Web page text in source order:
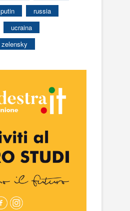
putin
russia
ucraina
zelensky